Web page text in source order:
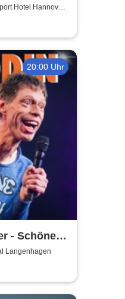
Hotel Hannover /
20:00 Uhr
- Schöne
Langenhagen